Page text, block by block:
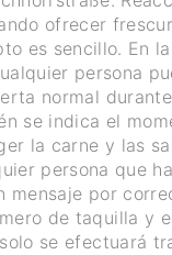
ofrecer
es sencillo. En
persona
normal
se indica el
la carne y las
persona que
mensaje por
de taquilla y
se efectuará